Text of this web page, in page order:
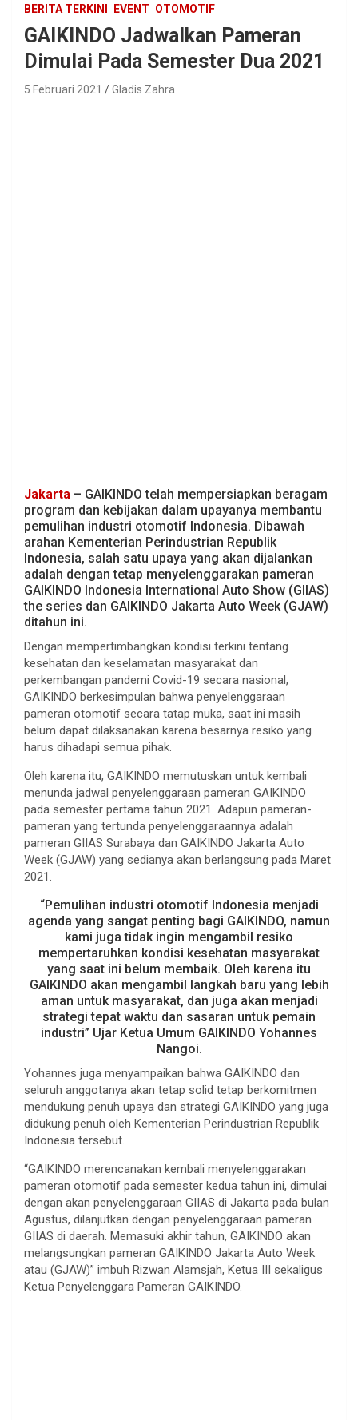
BERITA TERKINI EVENT OTOMOTIF
GAIKINDO Jadwalkan Pameran
Dimulai Pada Semester Dua 2021
5 Februari 2021 Gladis Zahra
Jakarta – GAIKINDO telah mempersiapkan beragam
program dan kebijakan dalam upayanya membantu
pemulihan industri otomotif Indonesia. Dibawah
arahan Kementerian Perindustrian Republik
Indonesia, salah satu upaya yang akan dijalankan
adalah dengan tetap menyelenggarakan pameran
GAIKINDO Indonesia International Auto Show (GIIAS)
the series dan GAIKINDO Jakarta Auto Week (GJAW)
ditahun ini.
Dengan mempertimbangkan kondisi terkini tentang
kesehatan dan keselamatan masyarakat dan
perkembangan pandemi Covid-19 secara nasional,
GAIKINDO berkesimpulan bahwa penyelenggaraan
pameran otomotif secara tatap muka, saat ini masih
belum dapat dilaksanakan karena besarnya resiko yang
harus dihadapi semua pihak.
Oleh karena itu, GAIKINDO memutuskan untuk kembali
menunda jadwal penyelenggaraan pameran GAIKINDO
pada semester pertama tahun 2021. Adapun pameran-
pameran yang tertunda penyelenggaraannya adalah
pameran GIIAS Surabaya dan GAIKINDO Jakarta Auto
Week (GJAW) yang sedianya akan berlangsung pada Maret
2021.
“Pemulihan industri otomotif Indonesia menjadi
agenda yang sangat penting bagi GAIKINDO, namun
kami juga tidak ingin mengambil resiko
mempertaruhkan kondisi kesehatan masyarakat
yang saat ini belum membaik. Oleh karena itu
GAIKINDO akan mengambil langkah baru yang lebih
aman untuk masyarakat, dan juga akan menjadi
strategi tepat waktu dan sasaran untuk pemain
industri” Ujar Ketua Umum GAIKINDO Yohannes
Nangoi.
Yohannes juga menyampaikan bahwa GAIKINDO dan
seluruh anggotanya akan tetap solid tetap berkomitmen
mendukung penuh upaya dan strategi GAIKINDO yang juga
didukung penuh oleh Kementerian Perindustrian Republik
Indonesia tersebut.
“GAIKINDO merencanakan kembali menyelenggarakan
pameran otomotif pada semester kedua tahun ini, dimulai
dengan akan penyelenggaraan GIIAS di Jakarta pada bulan
Agustus, dilanjutkan dengan penyelenggaraan pameran
GIIAS di daerah. Memasuki akhir tahun, GAIKINDO akan
melangsungkan pameran GAIKINDO Jakarta Auto Week
atau (GJAW)” imbuh Rizwan Alamsjah, Ketua III sekaligus
Ketua Penyelenggara Pameran GAIKINDO.